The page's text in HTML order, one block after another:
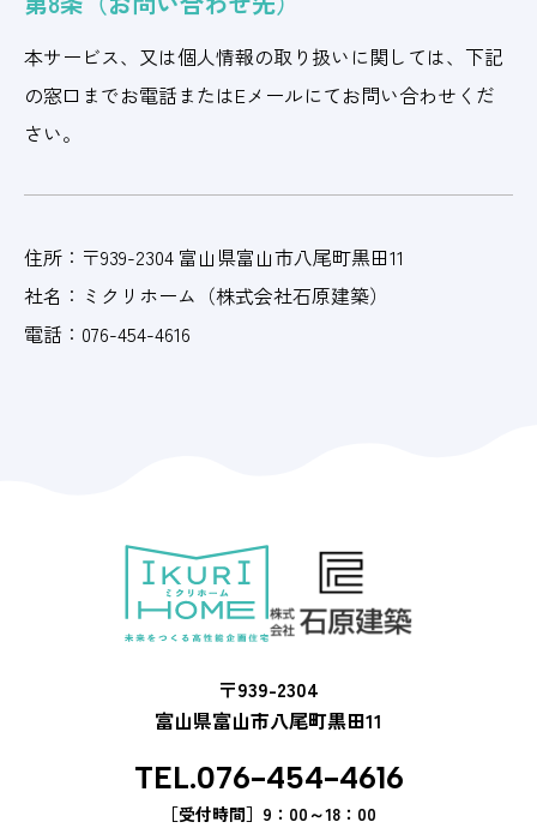
本サービス、又は個人情報の取り扱いに関しては、下記
の窓口までお電話またはEメールにてお問い合わせくだ
さい。
住所： 〒939-2304 富山県富山市八尾町黒田11
社名： ミクリホーム （株式会社石原建築）
電話： 076-454-4616
〒939-2304
富山県富山市八尾町黒田11
TEL.076-454-4616
［受付時間］ 9：00～18：00